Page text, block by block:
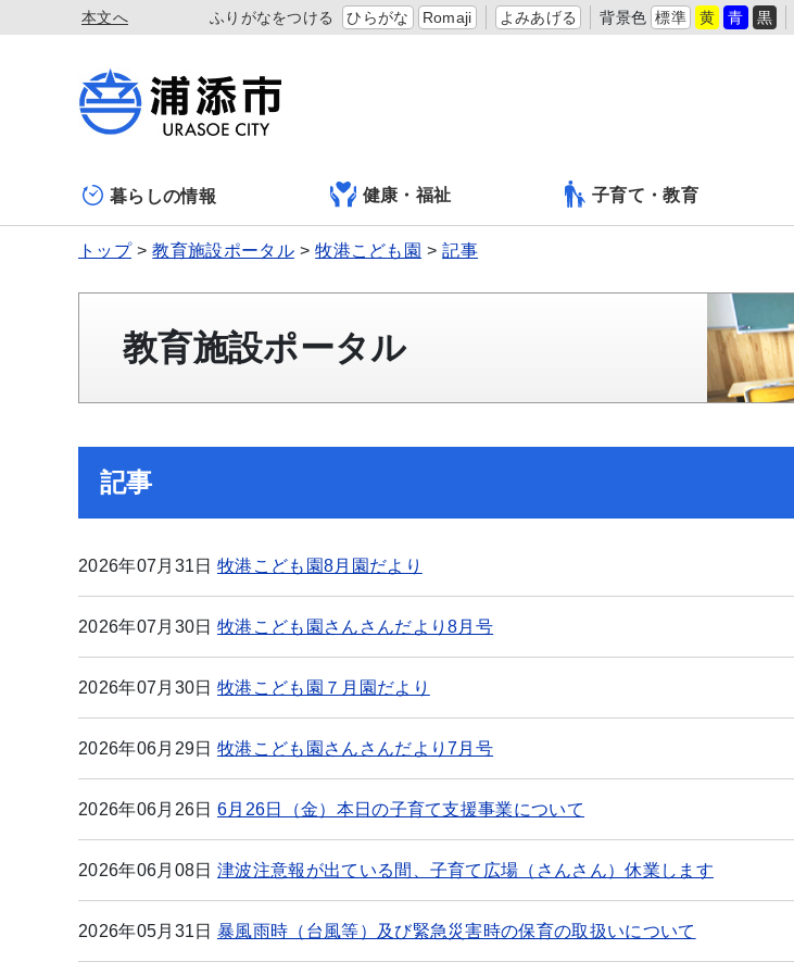
本文へ ふりがなをつける ひらがな Romaji よみあげる 背景色 標準 黄 青 黒
暮らしの情報 健康・福祉 子育て・教育
トップ 教育施設ポータル 牧港こども園 記事
教育施設ポータル
記事
2026年07月31日 牧港こども園8月園だより
2026年07月30日 牧港こども園さんさんだより8月号
2026年07月30日 牧港こども園７月園だより
2026年06月29日 牧港こども園さんさんだより7月号
2026年06月26日 6月26日（金）本日の子育て支援事業について
2026年06月08日 津波注意報が出ている間、子育て広場（さんさん）休業します
2026年05月31日 暴風雨時（台風等）及び緊急災害時の保育の取扱いについて